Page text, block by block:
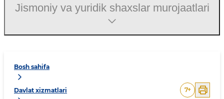
Bosh sahifa
Davlat xizmatlari 7+
Jismoniy va yuridik shaxslar murojaatlari